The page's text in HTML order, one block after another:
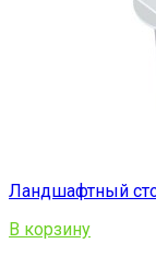
Ландшафтный
В корзину